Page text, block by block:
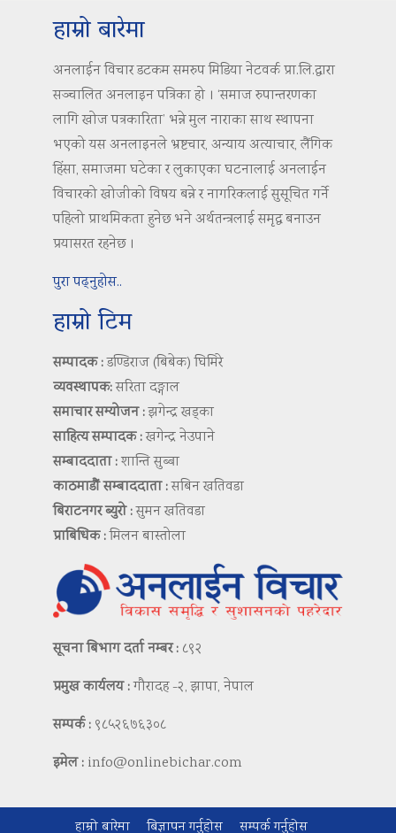
हाम्रो बारेमा
अनलाईन विचार डटकम समरुप मिडिया नेटवर्क प्रा.लि.द्वारा
सञ्चालित अनलाइन पत्रिका हो । ‘समाज रुपान्तरणका
लागि खोज पत्रकारिता’ भन्ने मुल नाराका साथ स्थापना
भएको यस अनलाइनले भ्रष्टचार, अन्याय अत्याचार, लैंगिक
हिंसा, समाजमा घटेका र लुकाएका घटनालाई अनलाईन
विचारको खोजीको विषय बन्ने र नागरिकलाई सुसूचित गर्ने
पहिलो प्राथमिकता हुनेछ भने अर्थतन्त्रलाई समृद्ध बनाउन
प्रयासरत रहनेछ ।
पुरा पढ्नुहोस..
हाम्रो टिम
सम्पादक :डण्डिराज (बिबेक) घिमिरे
व्यवस्थापक:सरिता दङ्गाल
समाचार सम्योजन :झगेन्द्र खड्का
साहित्य सम्पादक :खगेन्द्र नेउपाने
सम्बाददाता :शान्ति सुब्बा
काठमाडौं सम्बाददाता :सबिन खतिवडा
बिराटनगर ब्युरो :सुमन खतिवडा
प्राबिधिक :मिलन बास्तोला
सूचना बिभाग दर्ता नम्बर : ८९२
प्रमुख कार्यलय :गौरादह -२, झापा, नेपाल
सम्पर्क : ९८५२६७६३०८
इमेल : info@onlinebichar.com
हाम्रो बारेमा बिज्ञापन गर्नुहोस सम्पर्क गर्नुहोस